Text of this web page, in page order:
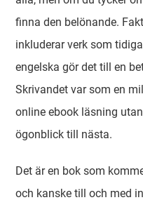
finna den belönande.
inkluderar verk som
engelska gör det till en
Skrivandet var som en
online ebook läsning
ögonblick till nästa.
Det är en bok som
och kanske till och med